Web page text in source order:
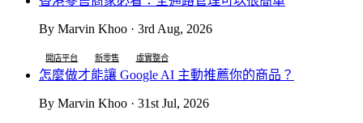
By Marvin Khoo · 3rd Aug, 2026
開店平台 新零售 虛實整合
怎麼做才能讓 Google AI 主動推薦你的商品？
By Marvin Khoo · 31st Jul, 2026